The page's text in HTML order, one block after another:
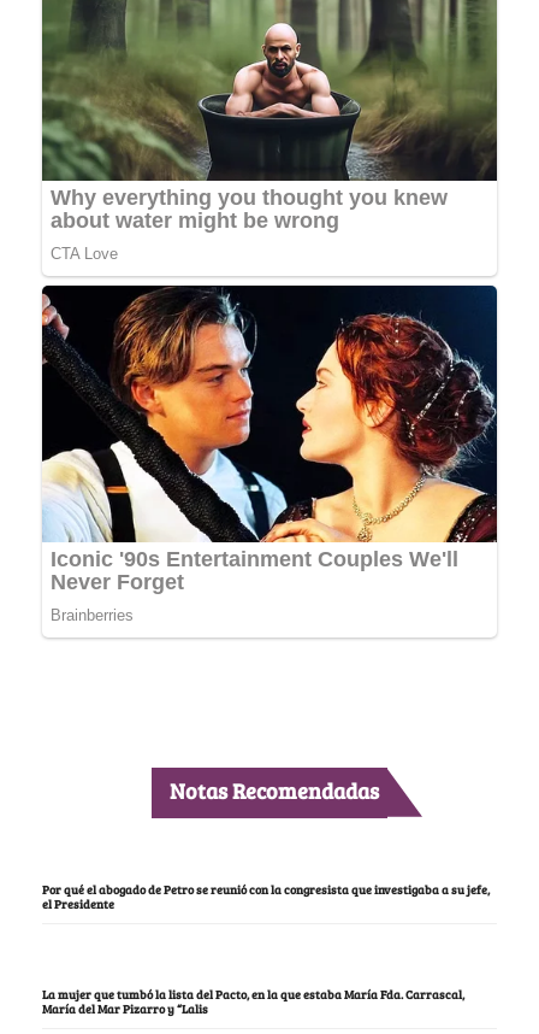
Notas Recomendadas
Por qué el abogado de Petro se reunió con la congresista que investigaba a su jefe,
el Presidente
La mujer que tumbó la lista del Pacto, en la que estaba María Fda. Carrascal,
María del Mar Pizarro y “Lalis